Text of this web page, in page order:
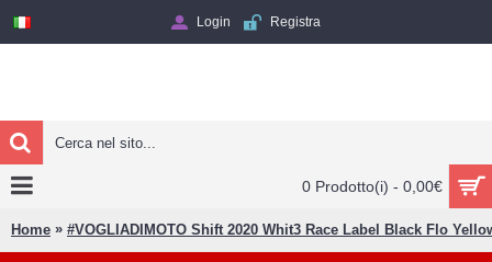
Login Registra
0 Prodotto(i) - 0,00€
Home » #VOGLIADIMOTO Shift 2020 Whit3 Race Label Black Flo